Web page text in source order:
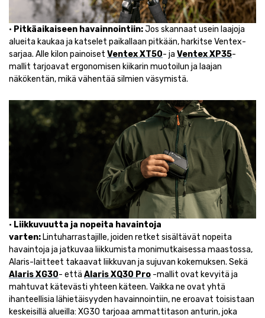
• Pitkäaikaiseen havainnointiin:Jos skannaat usein laajoja
alueita kaukaa ja katselet paikallaan pitkään, harkitse Ventex-
sarjaa. Alle kilon painoiset Ventex XT50- ja Ventex XP35-
mallit tarjoavat ergonomisen kiikarin muotoilun ja laajan
näkökentän, mikä vähentää silmien väsymistä.
• Liikkuvuutta ja nopeita havaintoja
varten: Lintuharrastajille, joiden retket sisältävät nopeita
havaintoja ja jatkuvaa liikkumista monimutkaisessa maastossa,
Alaris-laitteet takaavat liikkuvan ja sujuvan kokemuksen. Sekä
Alaris XG30- että Alaris XQ30 Pro -mallit ovat kevyitä ja
mahtuvat kätevästi yhteen käteen. Vaikka ne ovat yhtä
ihanteellisia lähietäisyyden havainnointiin, ne eroavat toisistaan
keskeisillä alueilla: XG30 tarjoaa ammattitason anturin, joka